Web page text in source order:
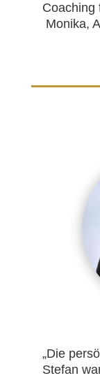
Coaching
Monika,
„Die
Stefan